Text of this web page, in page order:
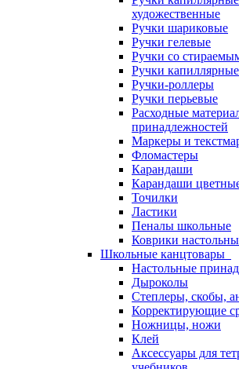
художественные
Ручки шариковые
Ручки гелевые
Ручки со
Ручки
Ручки-роллеры
Ручки перьевые
Расходные
принадлежностей
Маркеры и
Фломастеры
Карандаши
Карандаши
Точилки
Ластики
Пеналы школьные
Коврики
Школьные канцтовары
Настольные
Дыроколы
Степлеры, скобы,
Корректирующие
Ножницы, ножи
Клей
Аксессуары для